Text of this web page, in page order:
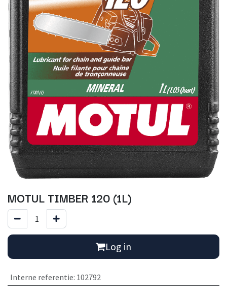
MOTUL TIMBER 120 (1L)
Log in
Interne referentie: 102792